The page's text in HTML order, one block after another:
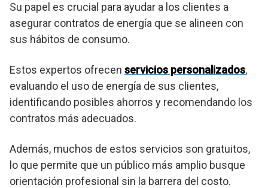
Su papel es crucial para ayudar a los clientes a
asegurar contratos de energía que se alineen con
sus hábitos de consumo.
Estos expertos ofrecen servicios personalizados,
evaluando el uso de energía de sus clientes,
identificando posibles ahorros y recomendando los
contratos más adecuados.
Además, muchos de estos servicios son gratuitos,
lo que permite que un público más amplio busque
orientación profesional sin la barrera del costo.